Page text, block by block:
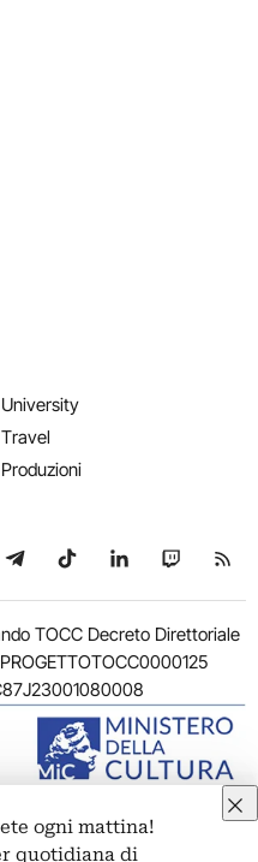
University
Travel
Produzioni
su WhatsApp
Seguici su Telegram
Seguici su TikTok
Seguici su
Seguici
TOCC Decreto Direttoriale
Vittorio Emanuele II, 287 –
ogni mattina!
quotidiana di